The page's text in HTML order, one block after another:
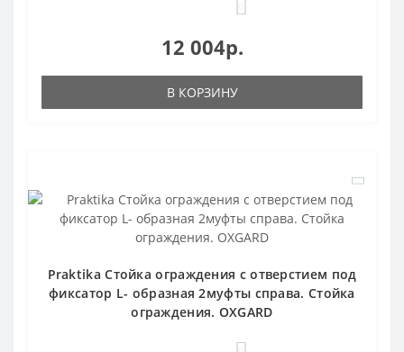
12 004р.
В КОРЗИНУ
Praktika Стойка ограждения c отверстием под
фиксатор L- образная 2муфты справа. Стойка
ограждения. OXGARD